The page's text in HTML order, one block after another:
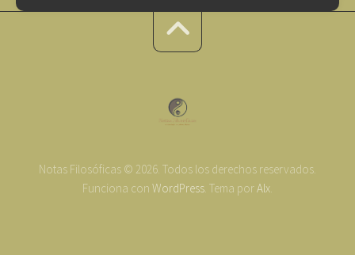
Notas Filosóficas © 2026. Todos los derechos reservados.
Funciona con WordPress. Tema porAlx.